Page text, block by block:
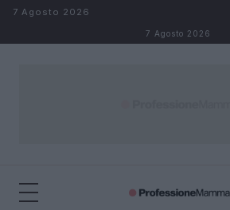
Salta al contenuto
7 Agosto 2026
7 Agosto 2026